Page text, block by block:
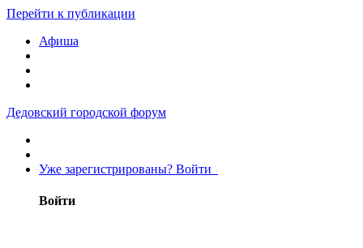
Перейти к публикации
Афиша
Дедовский городской форум
Уже зарегистрированы? Войти
Войти